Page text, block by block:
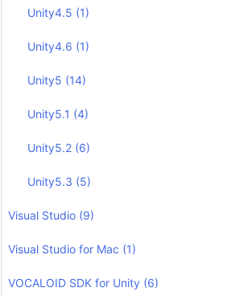
Unity4.5 (1)
Unity4.6 (1)
Unity5 (14)
Unity5.1 (4)
Unity5.2 (6)
Unity5.3 (5)
Visual Studio (9)
Visual Studio for Mac (1)
VOCALOID SDK for Unity (6)